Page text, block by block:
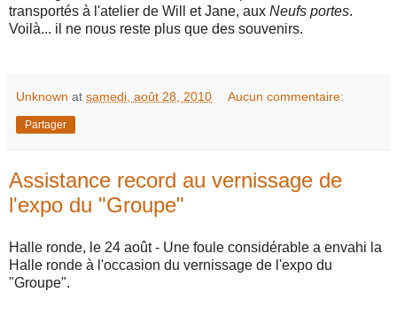
transportés à l'atelier de Will et Jane, aux Neufs portes.
Voilà... il ne nous reste plus que des souvenirs.
Unknown at samedi, août 28, 2010 Aucun commentaire:
Partager
Assistance record au vernissage de
l'expo du "Groupe"
Halle ronde, le 24 août - Une foule considérable a envahi la
Halle ronde à l'occasion du vernissage de l'expo du
"Groupe".